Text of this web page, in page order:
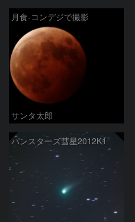
月食-コンデジで撮影
サンタ太郎
パンスターズ彗星2012K1